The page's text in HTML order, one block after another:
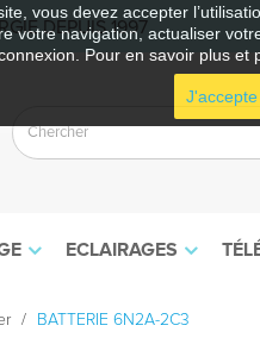
vous devez accepter
votre navigation, actualiser
Pour en savoir plus et
J'accepte
DEPUIS 1997
ECLAIRAGES
BATTERIE 6N2A-2C3